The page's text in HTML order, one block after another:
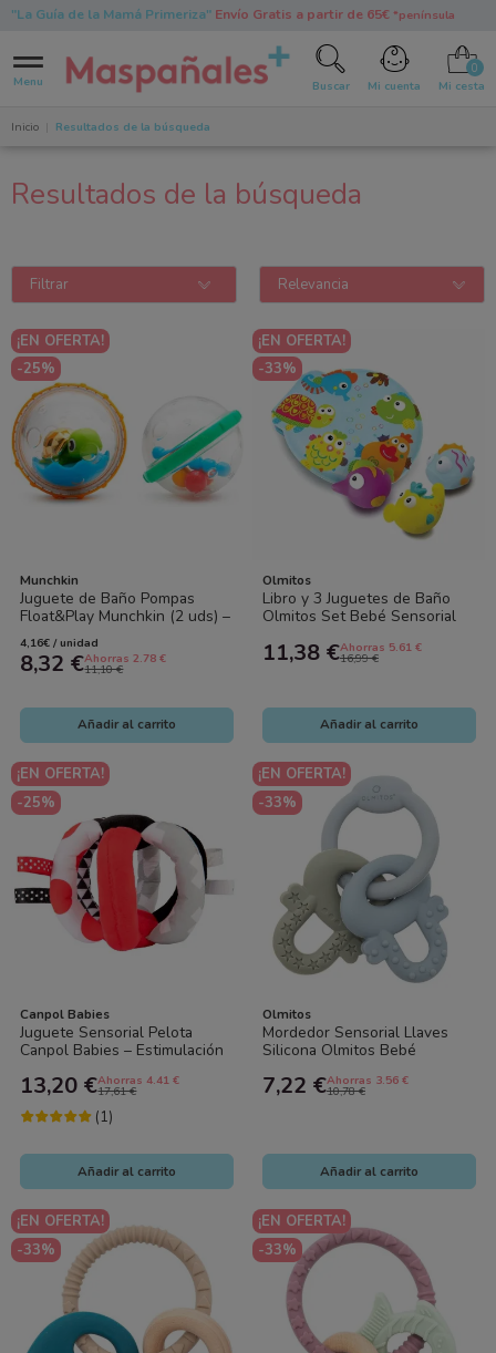
"La Guía de la Mamá Primeriza"Envío Gratis a partir de 65€ *península
Menu Buscar Mi cuenta Mi cesta
Inicio Resultados de la búsqueda
Resultados de la búsqueda
Filtrar Relevancia
¡EN OFERTA!
-25%
Munchkin
Juguete de Baño Pompas
Float&Play Munchkin (2 uds) –
Juguetes Acuáticos
Sensoriales...
4,16€ / unidad
8,32 €Ahorras 2.78 €
11,10 €
Añadir al carrito
¡EN OFERTA!
-33%
Olmitos
Libro y 3 Juguetes de Baño
Olmitos Set Bebé Sensorial
11,38 €Ahorras 5.61 €
16,99 €
Añadir al carrito
¡EN OFERTA!
-25%
Canpol Babies
Juguete Sensorial Pelota
Canpol Babies – Estimulación
13,20 €Ahorras 4.41 €
17,61 €
(1)
Añadir al carrito
¡EN OFERTA!
-33%
Olmitos
Mordedor Sensorial Llaves
Silicona Olmitos Bebé
7,22 €Ahorras 3.56 €
10,78 €
Añadir al carrito
¡EN OFERTA!
-33%
¡EN OFERTA!
-33%